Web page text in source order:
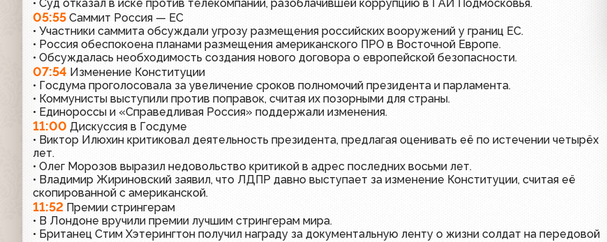
• Суд отказал в иске против телекомпании, разоблачившей коррупцию в ГАИ Подмосковья.
05:55 Саммит Россия — ЕС
• Участники саммита обсуждали угрозу размещения российских вооружений у границ ЕС.
• Россия обеспокоена планами размещения американского ПРО в Восточной Европе.
• Обсуждалась необходимость создания нового договора о европейской безопасности.
07:54 Изменение Конституции
• Госдума проголосовала за увеличение сроков полномочий президента и парламента.
• Коммунисты выступили против поправок, считая их позорными для страны.
• Единороссы и «Справедливая Россия» поддержали изменения.
11:00 Дискуссия в Госдуме
• Виктор Илюхин критиковал деятельность президента, предлагая оценивать её по истечении четырёх
лет.
• Олег Морозов выразил недовольство критикой в адрес последних восьми лет.
• Владимир Жириновский заявил, что ЛДПР давно выступает за изменение Конституции, считая её
скопированной с американской.
11:52 Премии стрингерам
• В Лондоне вручили премии лучшим стрингерам мира.
• Британец Стим Хэтерингтон получил награду за документальную ленту о жизни солдат на передовой